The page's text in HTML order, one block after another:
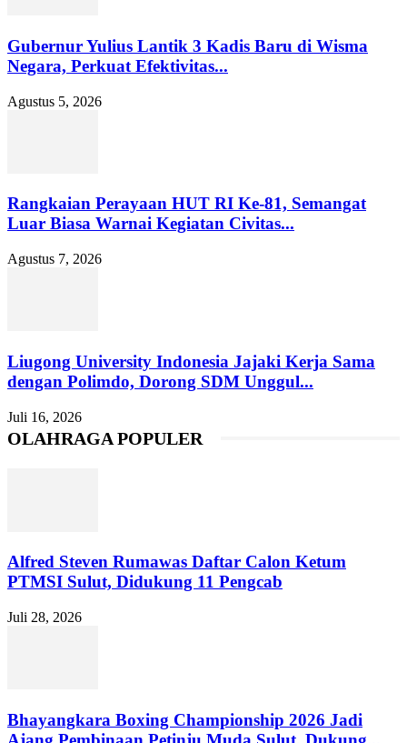
Gubernur Yulius Lantik 3 Kadis Baru di Wisma
Negara, Perkuat Efektivitas...
Agustus 5, 2026
Rangkaian Perayaan HUT RI Ke-81, Semangat
Luar Biasa Warnai Kegiatan Civitas...
Agustus 7, 2026
Liugong University Indonesia Jajaki Kerja Sama
dengan Polimdo, Dorong SDM Unggul...
Juli 16, 2026
OLAHRAGA POPULER
Alfred Steven Rumawas Daftar Calon Ketum
PTMSI Sulut, Didukung 11 Pengcab
Juli 28, 2026
Bhayangkara Boxing Championship 2026 Jadi